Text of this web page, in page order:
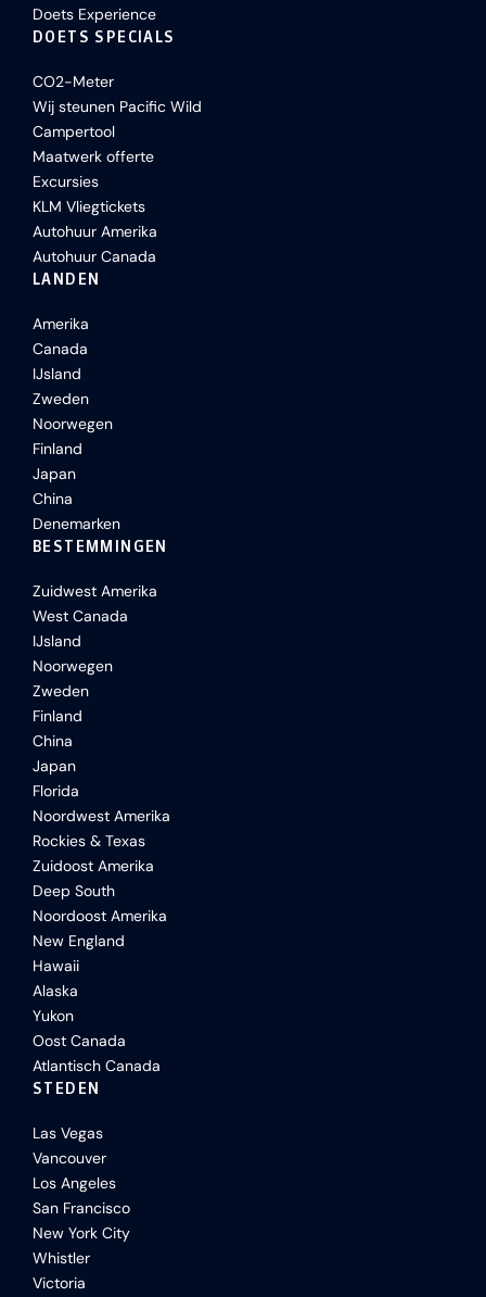
Doets Experience
DOETS SPECIALS
CO2-Meter
Wij steunen Pacific Wild
Campertool
Maatwerk offerte
Excursies
KLM Vliegtickets
Autohuur Amerika
Autohuur Canada
LANDEN
Amerika
Canada
IJsland
Zweden
Noorwegen
Finland
Japan
China
Denemarken
BESTEMMINGEN
Zuidwest Amerika
West Canada
IJsland
Noorwegen
Zweden
Finland
China
Japan
Florida
Noordwest Amerika
Rockies & Texas
Zuidoost Amerika
Deep South
Noordoost Amerika
New England
Hawaii
Alaska
Yukon
Oost Canada
Atlantisch Canada
STEDEN
Las Vegas
Vancouver
Los Angeles
San Francisco
New York City
Whistler
Victoria